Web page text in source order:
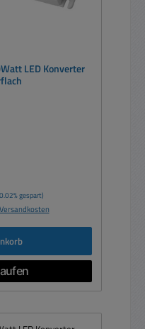
LED Konverter
gespart)